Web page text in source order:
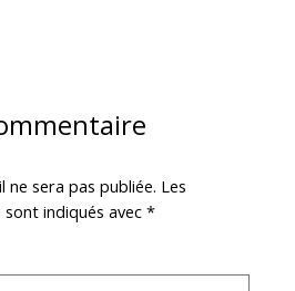
sera pas publiée. Les
indiqués avec*